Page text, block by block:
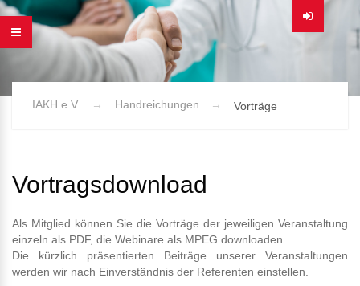
IAKH e.V. Handreichungen Vorträge
Vortragsdownload
Als Mitglied können Sie die Vorträge der jeweiligen Veranstaltung
einzeln als PDF, die Webinare als MPEG downloaden.
Die kürzlich präsentierten Beiträge unserer Veranstaltungen
werden wir nach Einverständnis der Referenten einstellen.